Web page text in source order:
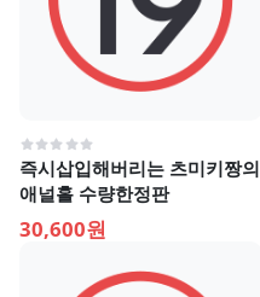
즉시삽입해버리는 츠미키짱의
애널홀 수량한정판
30,600원